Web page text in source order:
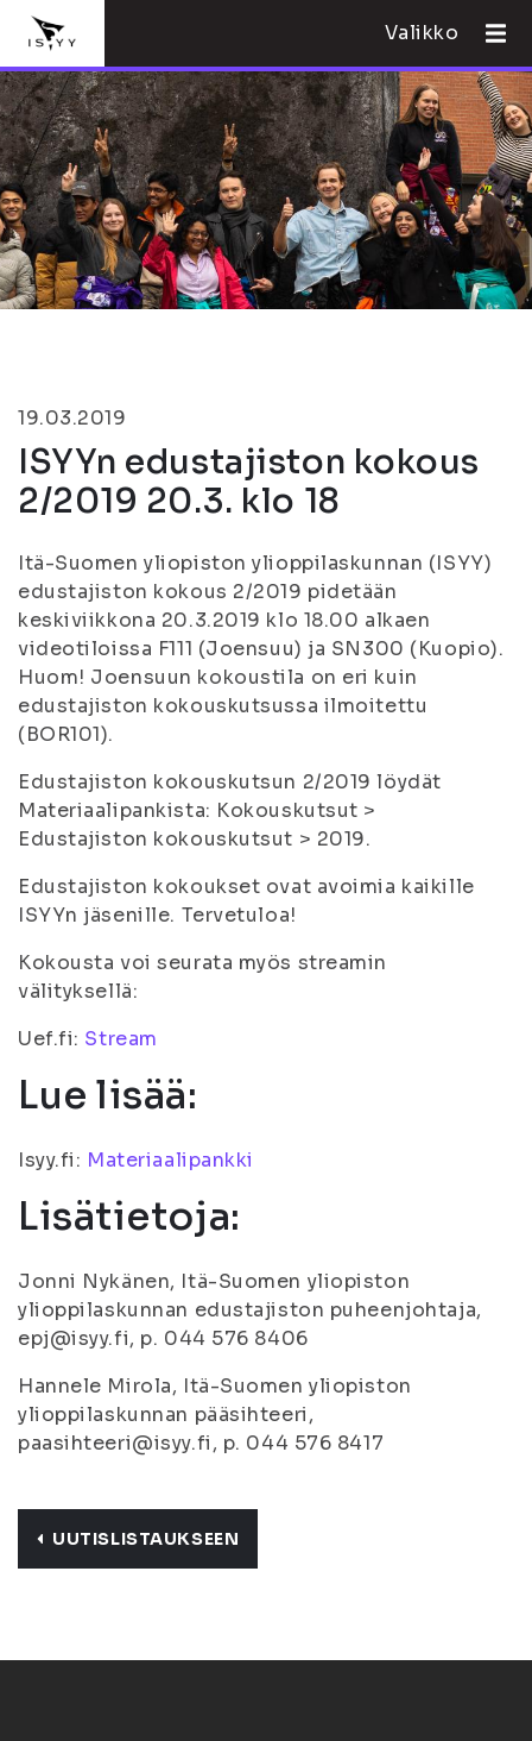
Valikko
19.03.2019
ISYYn edustajiston kokous
2/2019 20.3. klo 18
Itä-Suomen yliopiston ylioppilaskunnan (ISYY)
edustajiston kokous 2/2019 pidetään
keskiviikkona 20.3.2019 klo 18.00 alkaen
videotiloissa F111 (Joensuu) ja SN300 (Kuopio).
Huom! Joensuun kokoustila on eri kuin
edustajiston kokouskutsussa ilmoitettu
(BOR101).
Edustajiston kokouskutsun 2/2019 löydät
Materiaalipankista: Kokouskutsut >
Edustajiston kokouskutsut > 2019.
Edustajiston kokoukset ovat avoimia kaikille
ISYYn jäsenille. Tervetuloa!
Kokousta voi seurata myös streamin
välityksellä:
Uef.fi: Stream
Lue lisää:
Isyy.fi: Materiaalipankki
Lisätietoja:
Jonni Nykänen, Itä-Suomen yliopiston
ylioppilaskunnan edustajiston puheenjohtaja,
epj@isyy.fi, p. 044 576 8406
Hannele Mirola, Itä-Suomen yliopiston
ylioppilaskunnan pääsihteeri,
paasihteeri@isyy.fi, p. 044 576 8417
UUTISLISTAUKSEEN